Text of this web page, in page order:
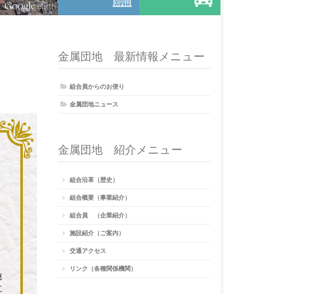
金属団地 最新情報メニュー
組合員からのお便り
金属団地ニュース
金属団地 紹介メニュー
組合沿革（歴史）
組合概要（事業紹介）
組合員 （企業紹介）
施設紹介（ご案内）
交通アクセス
リンク（各種関係機関）